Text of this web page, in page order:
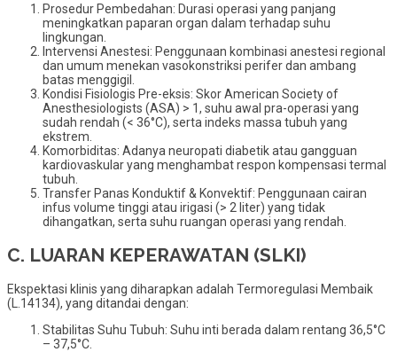
Prosedur Pembedahan: Durasi operasi yang panjang
meningkatkan paparan organ dalam terhadap suhu
lingkungan.
Intervensi Anestesi: Penggunaan kombinasi anestesi regional
dan umum menekan vasokonstriksi perifer dan ambang
batas menggigil.
Kondisi Fisiologis Pre-eksis: Skor American Society of
Anesthesiologists (ASA) > 1, suhu awal pra-operasi yang
sudah rendah (< 36°C), serta indeks massa tubuh yang
ekstrem.
Komorbiditas: Adanya neuropati diabetik atau gangguan
kardiovaskular yang menghambat respon kompensasi termal
tubuh.
Transfer Panas Konduktif & Konvektif: Penggunaan cairan
infus volume tinggi atau irigasi (> 2 liter) yang tidak
dihangatkan, serta suhu ruangan operasi yang rendah.
C. LUARAN KEPERAWATAN (SLKI)
Ekspektasi klinis yang diharapkan adalah Termoregulasi Membaik
(L.14134), yang ditandai dengan:
Stabilitas Suhu Tubuh: Suhu inti berada dalam rentang 36,5°C
– 37,5°C.